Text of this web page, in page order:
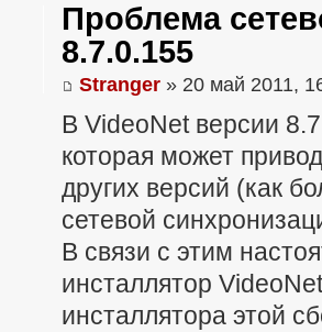
Проблема
8.7.0.155
Stranger» 20 май 2011,
В VideoNet версии
которая может
других версий (как
сетевой
В связи с этим
инсталлятор
инсталлятора этой